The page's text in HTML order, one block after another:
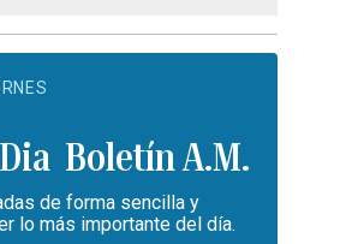
Boletín A.M.
de forma sencilla y
lo más importante del día.